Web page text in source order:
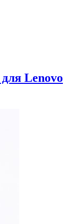
Lenovo